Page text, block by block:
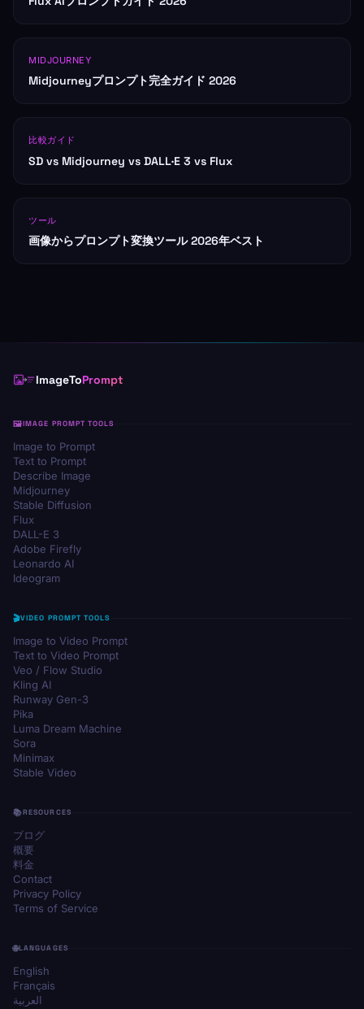
MIDJOURNEY
Midjourneyプロンプト完全ガイド 2026
比較ガイド
SD vs Midjourney vs DALL·E 3 vs Flux
ツール
画像からプロンプト変換ツール 2026年ベスト
ImageToPrompt
IMAGE PROMPT TOOLS
Image to Prompt
Text to Prompt
Describe Image
Midjourney
Stable Diffusion
Flux
DALL-E 3
Adobe Firefly
Leonardo AI
Ideogram
VIDEO PROMPT TOOLS
Image to Video Prompt
Text to Video Prompt
Veo / Flow Studio
Kling AI
Runway Gen-3
Pika
Luma Dream Machine
Sora
Minimax
Stable Video
RESOURCES
ブログ
概要
料金
Contact
Privacy Policy
Terms of Service
LANGUAGES
English
Français
العربية